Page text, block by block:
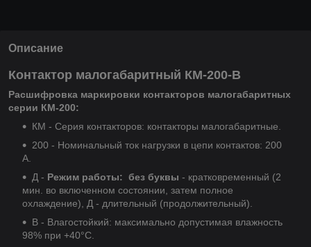
Описание
Контактор малогабаритный КМ-200-В
Расшифровка маркировки контакторов малогабаритных
серии КМ-200:
КМ - Серия контакторов: контакторы малогабаритные.
200 - Номинальный ток нагрузки в цепи контактов: 200
А.
Д - Режим работы: без буквы - кратковременный (2
мин. во включенном состоянии, затем полное
охлаждение), Д - длительный (продолжительный).
В - Влагостойкий: максимально допустимая влажность
98% при +40°С.